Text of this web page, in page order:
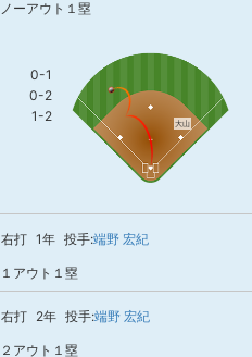
ノーアウト１塁
0-1
0-2
1-2 大山
右打 1年 投手:端野 宏紀
１アウト１塁
右打 2年 投手:端野 宏紀
２アウト１塁